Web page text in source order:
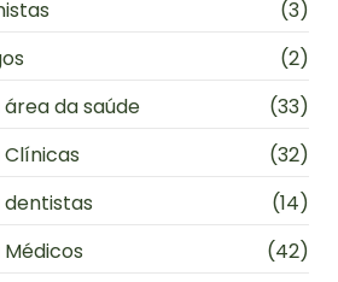
(3)
(2)
da saúde
(33)
(32)
(14)
(42)